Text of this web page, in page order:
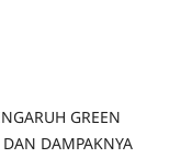
GREEN
DAMPAKNYA